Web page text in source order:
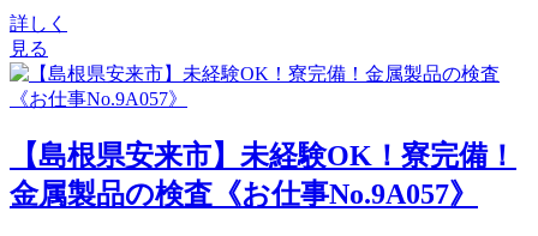
詳しく
見る
【島根県安来市】未経験OK！寮完備！
金属製品の検査《お仕事No.9A057》